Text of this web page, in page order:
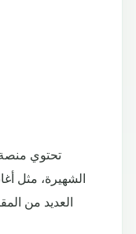
تحتوي
الشهيرة، مثل
العديد من